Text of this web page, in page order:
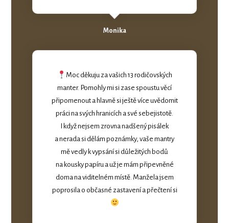
Monika
Moc děkuju za vašich 13 rodičovských
manter. Pomohly mi si zase spoustu věcí
připomenout a hlavně si ještě více uvědomit
práci na svých hranicích a své sebejistotě.
I když nejsem zrovna nadšený pisálek
a nerada si dělám poznámky, vaše mantry
mě vedly k vypsání si důležitých bodů
na kousky papíru a už je mám připevněné
doma na viditelném místě. Manžela jsem
poprosila o občasné zastavení a přečtení si